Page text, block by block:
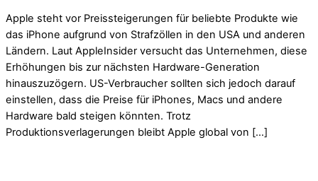
Apple steht vor Preissteigerungen für beliebte Produkte wie
das iPhone aufgrund von Strafzöllen in den USA und anderen
Ländern. Laut AppleInsider versucht das Unternehmen, diese
Erhöhungen bis zur nächsten Hardware-Generation
hinauszuzögern. US-Verbraucher sollten sich jedoch darauf
einstellen, dass die Preise für iPhones, Macs und andere
Hardware bald steigen könnten. Trotz
Produktionsverlagerungen bleibt Apple global von […]